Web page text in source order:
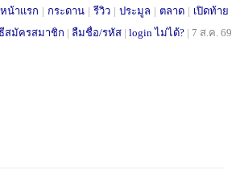
หน้าแรก | กระดาน | รีวิว | ประมูล | ตลาด | เปิดท้าย
สมัครสมาชิก | ลืมชื่อ/รหัส | login ไม่ได้? | 7 ส.ค. 69